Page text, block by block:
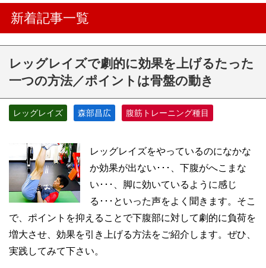
新着記事一覧
レッグレイズで劇的に効果を上げるたった
一つの方法／ポイントは骨盤の動き
レッグレイズ 森部昌広 腹筋トレーニング種目
レッグレイズをやっているのになかな
か効果が出ない･･･、下腹がへこまな
い･･･、脚に効いているように感じ
る･･･といった声をよく聞きます。そこ
で、ポイントを抑えることで下腹部に対して劇的に負荷を
増大させ、効果を引き上げる方法をご紹介します。ぜひ、
実践してみて下さい。